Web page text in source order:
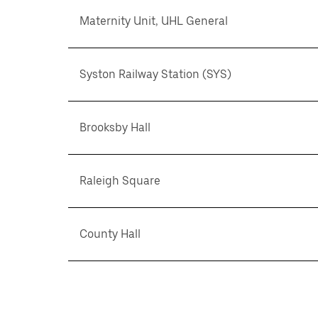
Maternity Unit, UHL General
Syston Railway Station (SYS)
Brooksby Hall
Raleigh Square
County Hall